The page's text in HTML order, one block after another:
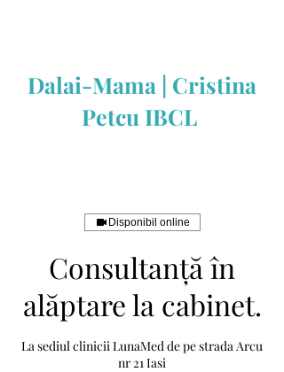
Dalai-Mama | Cristina
Petcu IBCL
Disponibil online
Consultanță în
alăptare la cabinet.
La sediul clinicii LunaMed de pe strada Arcu
nr 21 Iasi